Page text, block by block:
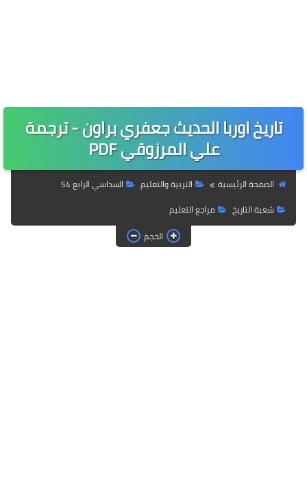
تاريخ اوربا الحديث جعفري براون - ترجمة
علي المرزوقي PDF
الصفحة الرئيسية التربية والتعليم
السداسي الرابع S4
شعبة التاريخ
مراجع التعليم
الحجم